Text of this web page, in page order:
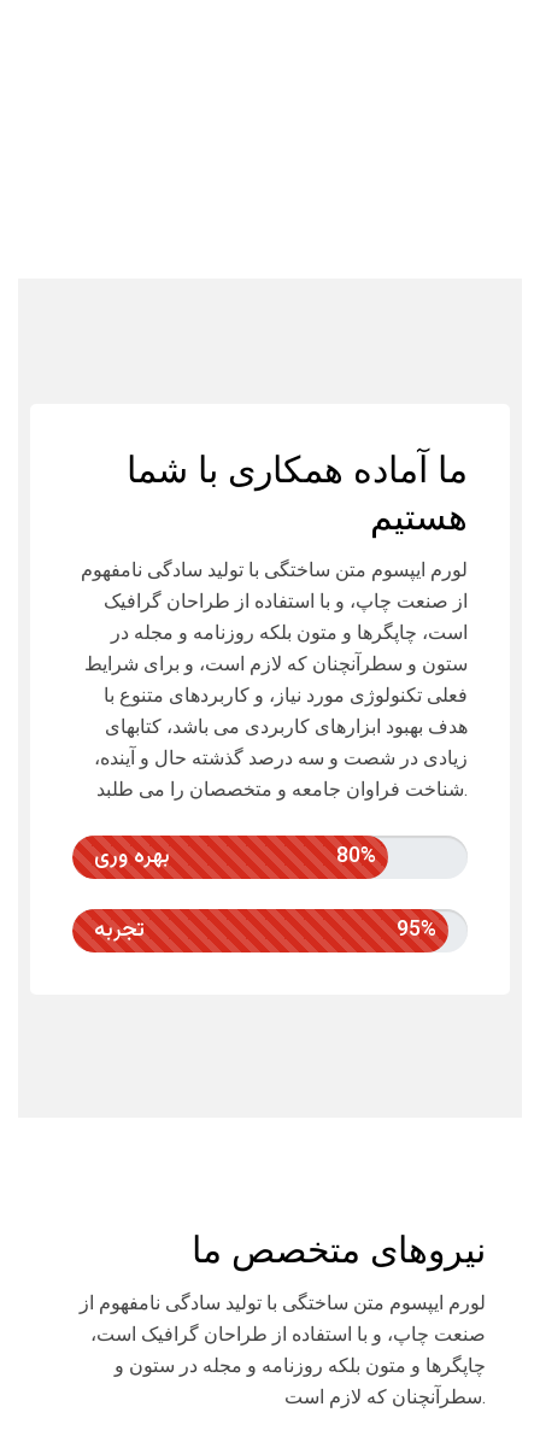
ما آماده همکاری با شما
هستیم
لورم ایپسوم متن ساختگی با تولید سادگی نامفهوم
از صنعت چاپ، و با استفاده از طراحان گرافیک
است، چاپگرها و متون بلکه روزنامه و مجله در
ستون و سطرآنچنان که لازم است، و برای شرایط
فعلی تکنولوژی مورد نیاز، و کاربردهای متنوع با
هدف بهبود ابزارهای کاربردی می باشد، کتابهای
زیادی در شصت و سه درصد گذشته حال و آینده،
شناخت فراوان جامعه و متخصصان را می طلبد.
بهره وری 80%
تجربه 95%
نیروهای متخصص ما
لورم ایپسوم متن ساختگی با تولید سادگی نامفهوم از
صنعت چاپ، و با استفاده از طراحان گرافیک است،
چاپگرها و متون بلکه روزنامه و مجله در ستون و
سطرآنچنان که لازم است.